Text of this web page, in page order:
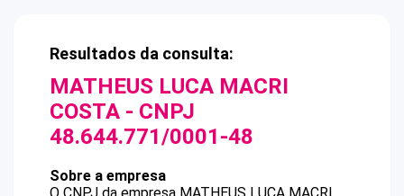
Resultados da consulta:
MATHEUS LUCA MACRI
COSTA - CNPJ
48.644.771/0001-48
Sobre a empresa